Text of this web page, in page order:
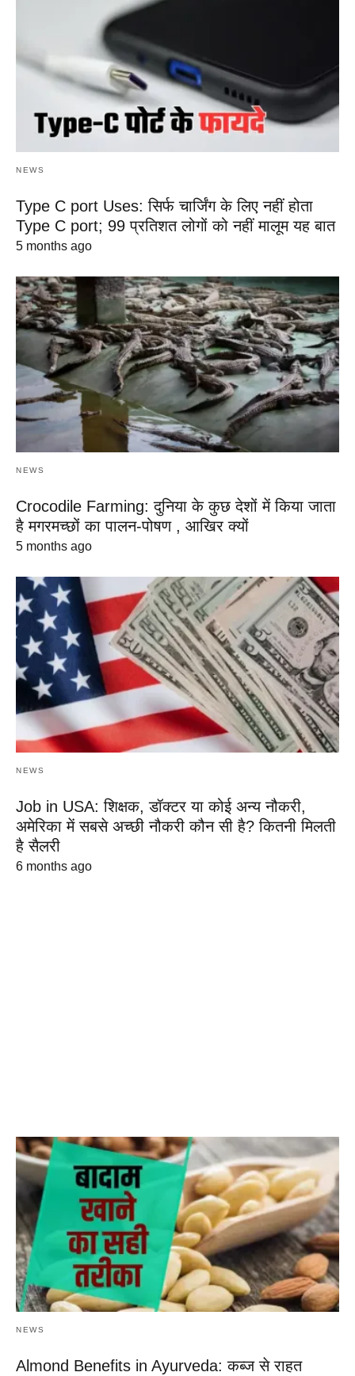
NEWS
Type C port Uses: सिर्फ चार्जिंग के लिए नहीं होता
Type C port; 99 प्रतिशत लोगों को नहीं मालूम यह बात
5 months ago
NEWS
Crocodile Farming: दुनिया के कुछ देशों में किया जाता
है मगरमच्छों का पालन-पोषण , आखिर क्यों
5 months ago
NEWS
Job in USA: शिक्षक, डॉक्टर या कोई अन्य नौकरी,
अमेरिका में सबसे अच्छी नौकरी कौन सी है? कितनी मिलती
है सैलरी
6 months ago
NEWS
Almond Benefits in Ayurveda: कब्ज से राहत